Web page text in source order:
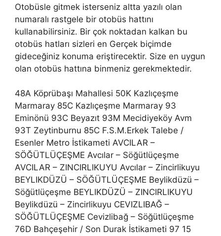
Otobüsle gitmek isterseniz altta yazılı olan
numaralı rastgele bir otobüs hattını
kullanabilirsiniz. Bir çok noktadan kalkan bu
otobüs hatları sizleri en Gerçek biçimde
gideceğiniz konuma eriştirecektir. Size en uygun
olan otobüs hattına binmeniz gerekmektedir.
48A Köprübaşı Mahallesi 50K Kazlıçeşme
Marmaray 85C Kazlıçeşme Marmaray 93
Eminönü 93C Beyazıt 93M Mecidiyeköy Avm
93T Zeytinburnu 85C F.S.M.Erkek Talebe /
Esenler Metro İstikameti AVCILAR –
SÖĞÜTLÜÇEŞME Avcılar – Söğütlüçeşme
AVCILAR – ZINCIRLIKUYU Avcılar – Zincirlikuyu
BEYLIKDÜZÜ – SÖĞÜTLÜÇEŞME Beylikdüzü –
Söğütlüçeşme BEYLIKDÜZÜ – ZINCIRLIKUYU
Beylikdüzü – Zincirlikuyu CEVIZLIBAĞ –
SÖĞÜTLÜÇEŞME Cevizlibağ – Söğütlüçeşme
76D Bahçeşehir / Son Durak İstikameti 97 15